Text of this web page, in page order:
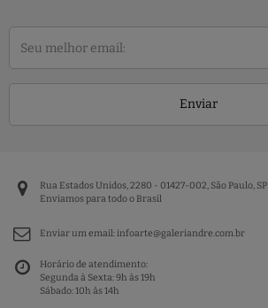
Enviar
Rua Estados Unidos, 2280 - 01427-002, São Paulo, SP
Enviamos para todo o Brasil
Enviar um email:infoarte@galeriandre.com.br
Horário de atendimento:
Segunda à Sexta: 9h às 19h
Sábado: 10h às 14h